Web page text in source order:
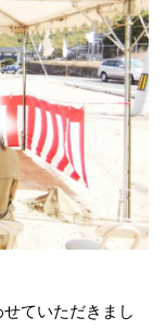
ていただきまし